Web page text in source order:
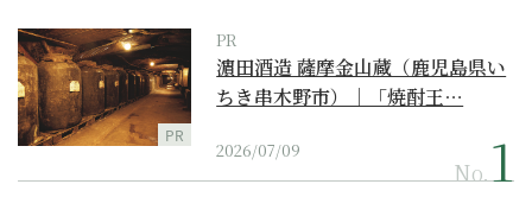
PR
PR
濵田酒造 薩摩金山蔵（鹿児島県い
ちき串木野市）｜「焼酎王…
2026/07/09
No.